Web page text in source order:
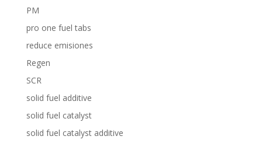
PM
pro one fuel tabs
reduce emisiones
Regen
SCR
solid fuel additive
solid fuel catalyst
solid fuel catalyst additive